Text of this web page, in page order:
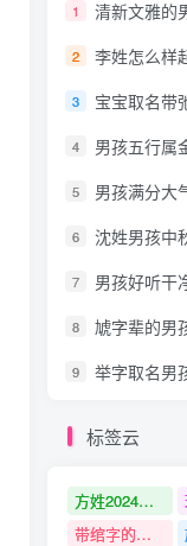
1 清新文雅的
2 李姓怎么样
3 宝宝取名带
4 男孩五行属
5 男孩满分大
6 沈姓男孩中秋
7 男孩好听干
8 虓字辈的男孩名
9 举字取名男孩名
标签云
方姓2024年简单的名字
带绾字的名字